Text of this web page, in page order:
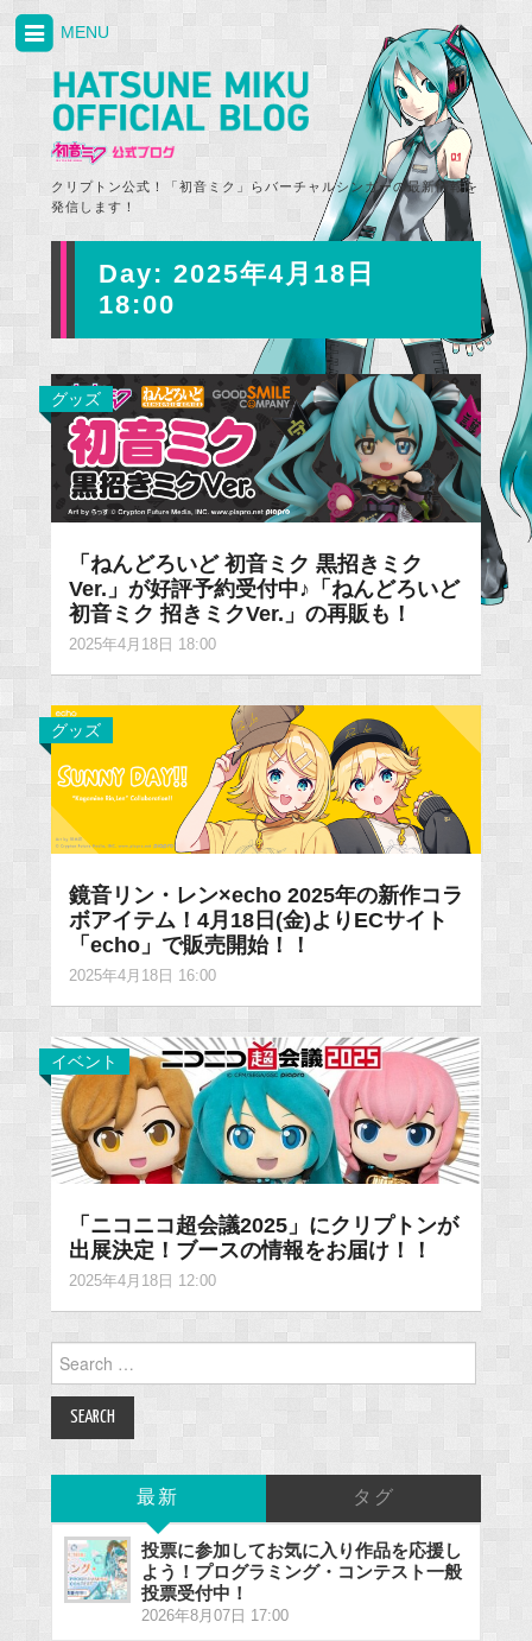
クリプトン公式！「初音ミク」らバーチャルシンガーの最新情報を
発信します！
MENU
Day: 2025年4月18日
18:00
グッズ
「ねんどろいど 初音ミク 黒招きミク
Ver.」が好評予約受付中♪「ねんどろいど
初音ミク 招きミクVer.」の再販も！
2025年4月18日 18:00
グッズ
鏡音リン・レン×echo 2025年の新作コラ
ボアイテム！4月18日(金)よりECサイト
「echo」で販売開始！！
2025年4月18日 16:00
イベント
「ニコニコ超会議2025」にクリプトンが
出展決定！ブースの情報をお届け！！
2025年4月18日 12:00
Search
for:
最新 タグ
投票に参加してお気に入り作品を応援し
よう！プログラミング・コンテスト一般
投票受付中！
2026年8月07日 17:00